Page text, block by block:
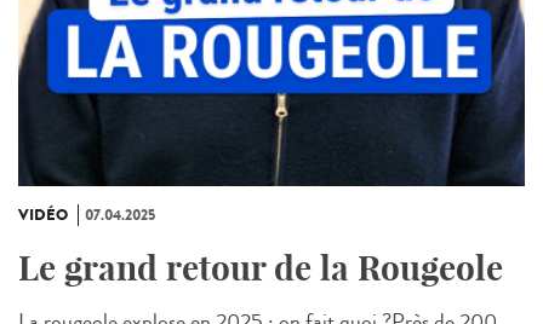
VIDÉO 07.04.2025
Le grand retour de la Rougeole